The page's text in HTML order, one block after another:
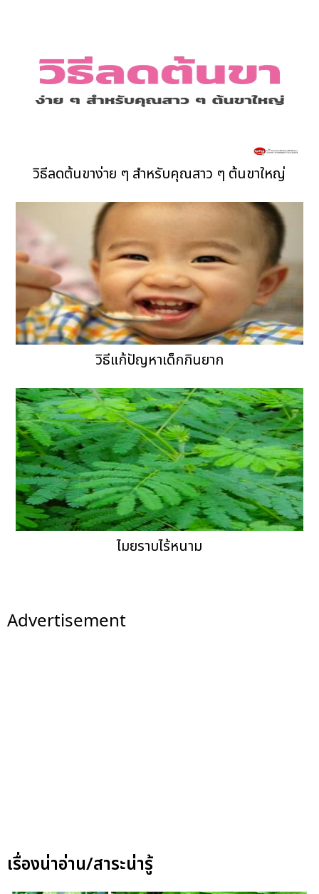
วิธีลดต้นขาง่าย ๆ สำหรับคุณสาว ๆ ต้นขาใหญ่
วิธีแก้ปัญหาเด็กกินยาก
ไมยราบไร้หนาม
Advertisement
เรื่องน่าอ่าน/สาระน่ารู้